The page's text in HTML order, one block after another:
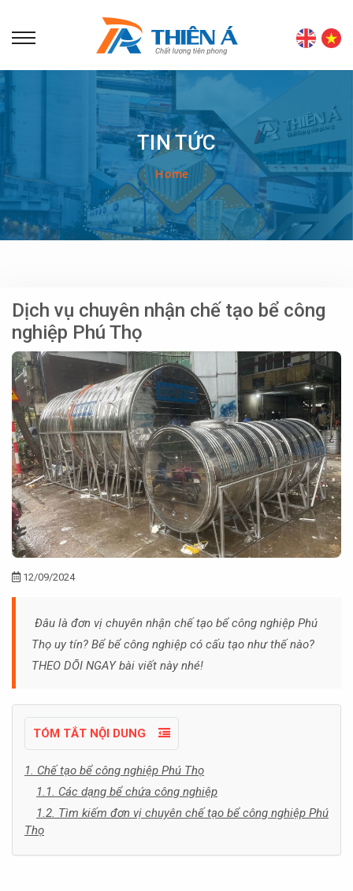
TIN TỨC
Home
Dịch vụ chuyên nhận chế tạo bể công
nghiệp Phú Thọ
12/09/2024
Đâu là đơn vị chuyên nhận chế tạo bể công nghiệp Phú
Thọ uy tín? Bể bể công nghiệp có cấu tạo như thế nào?
THEO DÕI NGAY bài viết này nhé!
TÓM TẮT NỘI DUNG
1. Chế tạo bể công nghiệp Phú Thọ
1.1. Các dạng bể chứa công nghiệp
1.2. Tìm kiếm đơn vị chuyên chế tạo bể công nghiệp Phú
Thọ